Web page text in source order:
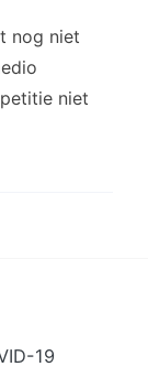
nog niet
niet
19